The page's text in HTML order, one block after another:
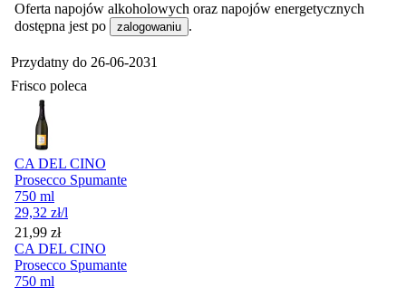
Oferta napojów alkoholowych oraz napojów energetycznych
dostępna jest po
zalogowaniu .
Przydatny do 26-06-2031
Frisco poleca
CA DEL CINO
Prosecco Spumante
750 ml
29,32 zł/l
Cena
21,99 zł
CA DEL CINO
Prosecco Spumante
750 ml